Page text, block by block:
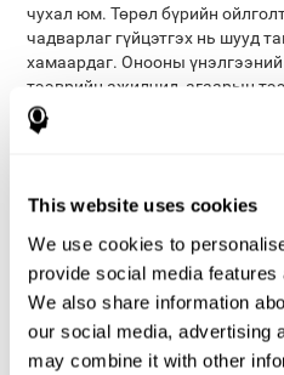
This website uses cookies
We use cookies to
provide social media
We also share information
our social media, advertising
may combine it with other
чухал юм. Төрөл бүрийн
чадварлаг гүйцэтгэх нь шууд
хамаардаг. Онооны
тээврийн ажилчид, агаарын
тамирчин гэх мэт олон
үнэлэхэд ашиглах эмнэлгийн
чадвар, ур чадварыг үнэлэх
Ялангуяа үнэлэх чадварыг
параметрүүд, хурд, зай, цаг
хэрэглэгчийнхээ чадварыг
боломжийг олгодог янз бүрийн